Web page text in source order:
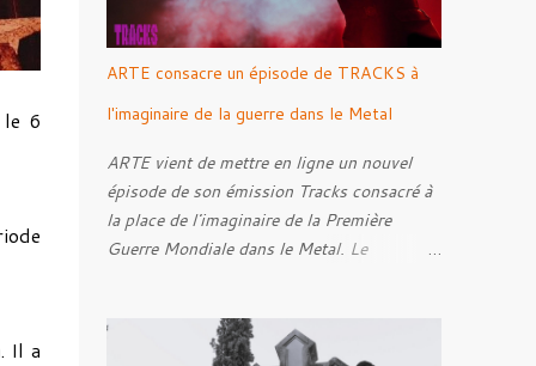
6
. Il a
ARTE consacre un épisode de TRACKS à
l'imaginaire de la guerre dans le Metal
ARTE vient de mettre en ligne un nouvel
épisode de son émission Tracks consacré à
la place de l'imaginaire de la Première
Guerre Mondiale dans le Metal. Le
s'empare des représentations de la Grande